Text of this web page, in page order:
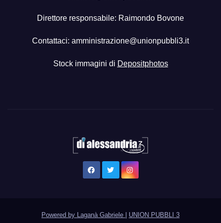
Direttore responsabile: Raimondo Bovone
Contattaci: amministrazione@unionpubbli3.it
Stock immagini di Depositphotos
Powered by Laganà Gabriele UNION PUBBLI 3